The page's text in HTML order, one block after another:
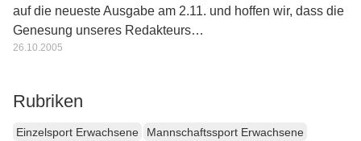
auf die neueste Ausgabe am 2.11. und hoffen wir, dass die
Genesung unseres Redakteurs…
26.10.2005
Rubriken
Einzelsport Erwachsene
Mannschaftssport Erwachsene